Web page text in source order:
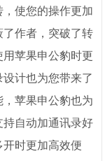
使您的操作更加
作者，突破了转
苹果申公豹时更
计也为您带来了
苹果申公豹也为
自动加通讯录好
时更加高效便